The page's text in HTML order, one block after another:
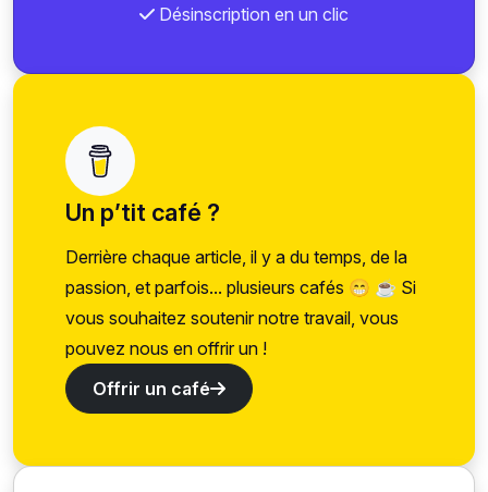
Désinscription en un clic
Un p’tit café ?
Derrière chaque article, il y a du temps, de la
passion, et parfois... plusieurs cafés 😁 ☕ Si
vous souhaitez soutenir notre travail, vous
pouvez nous en offrir un !
Offrir un café